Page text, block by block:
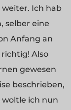
Ich hab
selber eine
Anfang an
Also
gewesen
beschrieben,
woltle ich nun